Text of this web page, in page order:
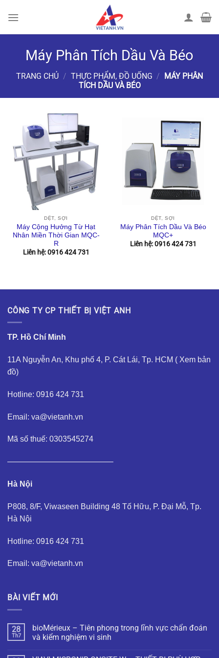
đến
Máy Phân Tích Dầu Và Béo
TRANG CHỦ / THỰC PHẨM, ĐỒ UỐNG /
MÁY PHÂN
TÍCH DẦU VÀ BÉO
DỆT, SỢI
Máy Cộng Hưởng Từ Hạt
Nhân Miền Thời Gian MQC-
R
Liên hệ: 0916 424 731
DỆT, SỢI
Máy Phân Tích Dầu Và Béo
MQC+
Liên hệ: 0916 424 731
CÔNG TY CP THIẾT BỊ VIỆT ANH
TP. Hồ Chí Minh
11A Nguyễn An, Khu phố 4, P. Cát Lái, Tp. HCM ( Xem bản
đồ)
Hotline: 0916 424 731
Email: va@vietanh.vn
Mã số thuế: 0303545274
—————————————–
Hà Nội
P808, 8/F, Viwaseen Building 48 Tố Hữu, P. Đại Mỗ, Tp.
Hà Nội
Hotline: 0916 424 731
Email: va@vietanh.vn
BÀI VIẾT MỚI
28
Th7
bioMérieux – Tiên phong trong lĩnh vực chẩn đoán
và kiểm nghiệm vi sinh